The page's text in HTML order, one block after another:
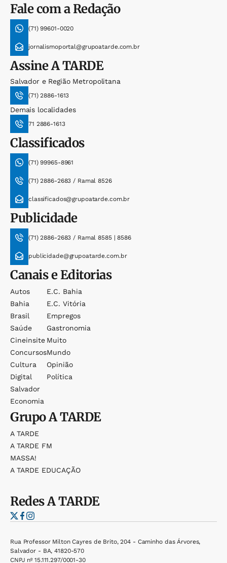
Fale com a Redação
(71) 99601-0020
jornalismoportal@grupoatarde.com.br
AssineA TARDE
Salvador e Região Metropolitana
(71) 2886-1613
Demais localidades
71 2886-1613
Classificados
(71) 99965-8961
(71) 2886-2683 / Ramal 8526
classificados@grupoatarde.com.br
Publicidade
(71) 2886-2683 / Ramal 8585 | 8586
publicidade@grupoatarde.com.br
Canais e Editorias
Autos
Bahia
Brasil
Saúde
Cineinsite
Concursos
Cultura
Digital
Salvador
Economia
E.c. Bahia
E.c. Vitória
Empregos
Gastronomia
Muito
Mundo
Opinião
Política
GrupoA TARDE
A TARDE
A TARDE FM
MASSA!
A TARDE EDUCAÇÃO
RedesA TARDE
Rua Professor Milton Cayres de Brito, 204 - Caminho das Árvores,
Salvador - BA, 41820-570
CNPJ nº 15.111.297/0001-30